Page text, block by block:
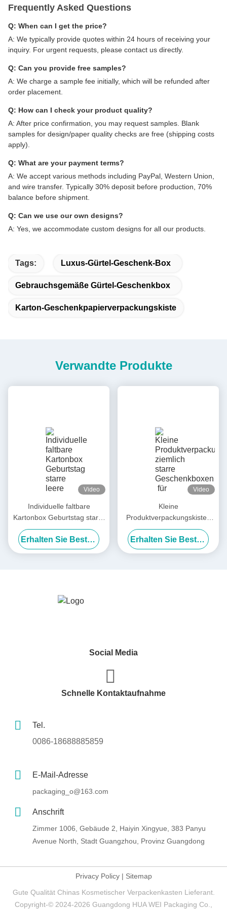
Frequently Asked Questions
Q: When can I get the price?
A: We typically provide quotes within 24 hours of receiving your
inquiry. For urgent requests, please contact us directly.
Q: Can you provide free samples?
A: We charge a sample fee initially, which will be refunded after
order placement.
Q: How can I check your product quality?
A: After price confirmation, you may request samples. Blank
samples for design/paper quality checks are free (shipping costs
apply).
Q: What are your payment terms?
A: We accept various methods including PayPal, Western Union,
and wire transfer. Typically 30% deposit before production, 70%
balance before shipment.
Q: Can we use our own designs?
A: Yes, we accommodate custom designs for all our products.
Tags: Luxus-Gürtel-Geschenk-Box
Gebrauchsgemäße Gürtel-Geschenkbox
Karton-Geschenkpapierverpackungskiste
Verwandte Produkte
Video
Individuelle faltbare
Kartonbox Geburtstag starre
leere Verpackung große
Ritual Geschenkbox Flip-
Book-Box
Erhalten Sie Besten Preis
Video
Kleine
Produktverpackungskisten
ziemlich starre
Geschenkboxen für
Kleiderblumen
Erhalten Sie Besten Preis
Social Media
Schnelle Kontaktaufnahme
Tel.
0086-18688885859
E-Mail-Adresse
packaging_o@163.com
Anschrift
Zimmer 1006, Gebäude 2, Haiyin Xingyue, 383 Panyu
Avenue North, Stadt Guangzhou, Provinz Guangdong
Privacy Policy| Sitemap
Gute Qualität Chinas Kosmetischer Verpackenkasten Lieferant.
Copyright-© 2024-2026 Guangdong HUA WEI Packaging Co.,